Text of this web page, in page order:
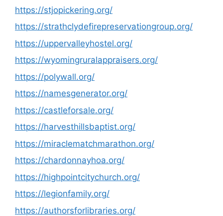
https://stjopickering.org/
https://strathclydefirepreservationgroup.org/
https://uppervalleyhostel.org/
https://wyomingruralappraisers.org/
https://polywall.org/
https://namesgenerator.org/
https://castleforsale.org/
https://harvesthillsbaptist.org/
https://miraclematchmarathon.org/
https://chardonnayhoa.org/
https://highpointcitychurch.org/
https://legionfamily.org/
https://authorsforlibraries.org/